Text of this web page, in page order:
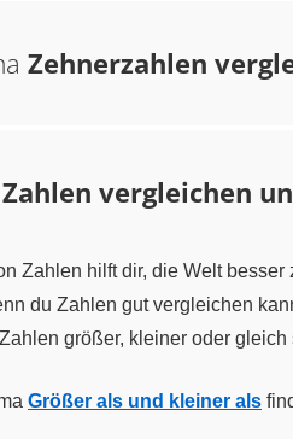
Zehnerzahlen
Zahlen vergleichen
Zahlen hilft dir, die Welt
du Zahlen gut vergleichen
größer, kleiner oder
Größer als und kleiner als